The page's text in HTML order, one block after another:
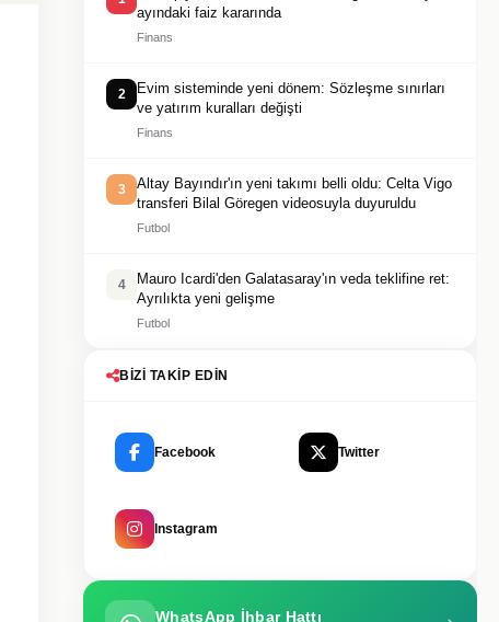
ayındaki faiz kararında
Finans
2
Evim sisteminde yeni dönem: Sözleşme sınırları
ve yatırım kuralları değişti
Finans
3
Altay Bayındır'ın yeni takımı belli oldu: Celta Vigo
transferi Bilal Göregen videosuyla duyuruldu
Futbol
4
Mauro Icardi'den Galatasaray'ın veda teklifine ret:
Ayrılıkta yeni gelişme
Futbol
BIZI TAKIP EDIN
Facebook Twitter
Instagram
WhatsApp İhbar Hattı